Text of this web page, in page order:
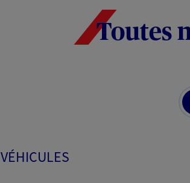
Toutes
VÉHICULES